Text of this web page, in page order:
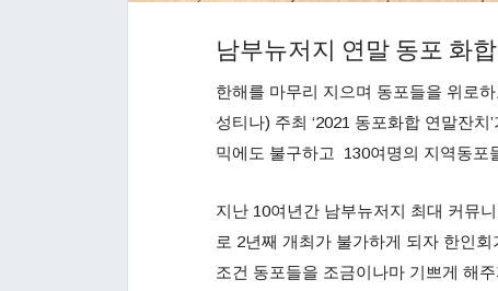
남부뉴저지 연말 동포 화
한해를 마무리 지으며 동포들을 위로
성티나) 주최 ‘2021 동포화합 연말잔
믹에도 불구하고 130여명의 지역동포
지난 10여년간 남부뉴저지 최대 커뮤
로 2년째 개최가 불가하게 되자 한인
조건 동포들을 조금이나마 기쁘게 해